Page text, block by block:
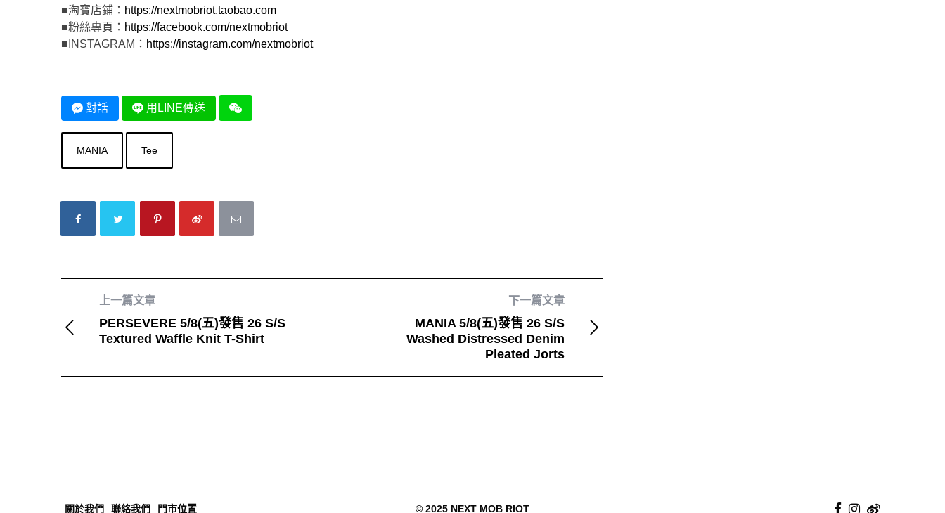
■淘寶店鋪： https://nextmobriot.taobao.com
■粉絲專頁： https://facebook.com/nextmobriot
■INSTAGRAM： https://instagram.com/nextmobriot
對話 用LINE傳送
MANIA Tee
上一篇文章
PERSEVERE 5/8(五)發售 26 S/S
Textured Waffle Knit T-Shirt
下一篇文章
MANIA 5/8(五)發售 26 S/S
Washed Distressed Denim
Pleated Jorts
關於我們 聯絡我們 門市位置 © 2025 NEXT MOB RIOT